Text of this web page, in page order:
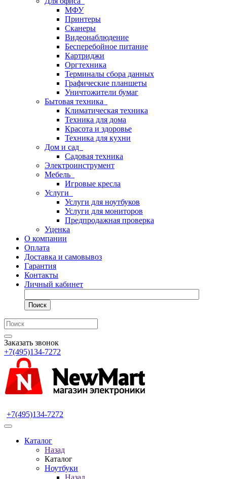
МФУ
Принтеры
Сканеры
Видеонаблюдение
Бесперебойное питание
Картриджи
Оргтехника
Терминалы сбора данных
Графические планшеты
Уничтожители бумаг
Бытовая техника
Климатическая техника
Техника для дома
Красота и здоровье
Техника для кухни
Дом и сад
Садовая техника
Электроинструмент
Мебель
Игровые кресла
Услуги
Услуги для ноутбуков
Услуги для мониторов
Предпродажная проверка
Уценка
О компании
Оплата
Доставка и самовывоз
Гарантия
Контакты
Личный кабинет
Поиск
Заказать звонок
+7(495)134-7272
+7(495)134-7272
Каталог
Назад
Каталог
Ноутбуки
Назад